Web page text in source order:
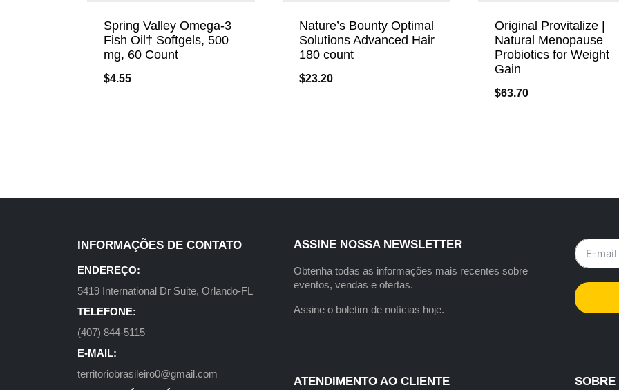
Spring Valley Omega-3
Fish Oil† Softgels, 500
mg, 60 Count
$4.55
Nature’s Bounty Optimal
Solutions Advanced Hair
180 count
$23.20
Original Provitalize |
Natural Menopause
Probiotics for Weight
Gain
$63.70
INFORMAÇÕES DE CONTATO
ENDEREÇO:
5419 International Dr Suite, Orlando-FL
TELEFONE:
(407) 844-5115
E-MAIL:
territoriobrasileiro0@gmail.com
ASSINE NOSSA NEWSLETTER
Obtenha todas as informações mais recentes sobre
eventos, vendas e ofertas.
Assine o boletim de notícias hoje.
ATENDIMENTO AO CLIENTE SOBRE